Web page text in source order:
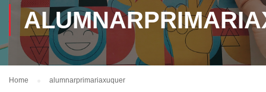
Home alumnarprimariaxuquer